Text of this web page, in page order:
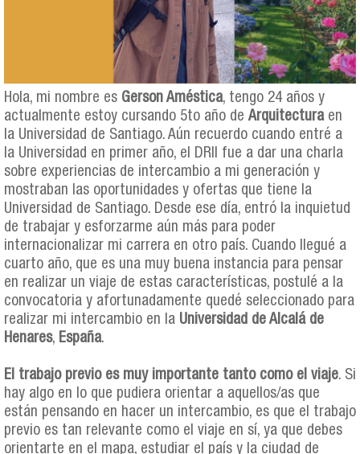
Hola, mi nombre es Gerson Améstica, tengo 24 años y
actualmente estoy cursando 5to año de Arquitecturaen
la Universidad de Santiago. Aún recuerdo cuando entré a
la Universidad en primer año, el DRII fue a dar una charla
sobre experiencias de intercambio a mi generación y
mostraban las oportunidades y ofertas que tiene la
Universidad de Santiago. Desde ese día, entró la inquietud
de trabajar y esforzarme aún más para poder
internacionalizar mi carrera en otro país. Cuando llegué a
cuarto año, que es una muy buena instancia para pensar
en realizar un viaje de estas características, postulé a la
convocatoria y afortunadamente quedé seleccionado para
realizar mi intercambio en la Universidad de Alcalá de
Henares, España.
El trabajo previo es muy importante tanto como el viaje. Si
hay algo en lo que pudiera orientar a aquellos/as que
están pensando en hacer un intercambio, es que el trabajo
previo es tan relevante como el viaje en sí, ya que debes
orientarte en el mapa, estudiar el país y la ciudad de